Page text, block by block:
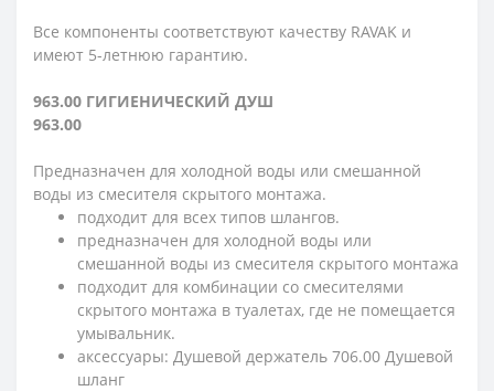
Все компоненты соответствуют качеству RAVAK и
имеют 5-летнюю гарантию.
963.00 ГИГИЕНИЧЕСКИЙ ДУШ
963.00
Предназначен для холодной воды или смешанной
воды из смесителя скрытого монтажа.
подходит для всех типов шлангов.
предназначен для холодной воды или
смешанной воды из смесителя скрытого монтажа
подходит для комбинации со смесителями
скрытого монтажа в туалетах, где не помещается
умывальник.
аксессуары: Душевой держатель 706.00 Душевой
шланг